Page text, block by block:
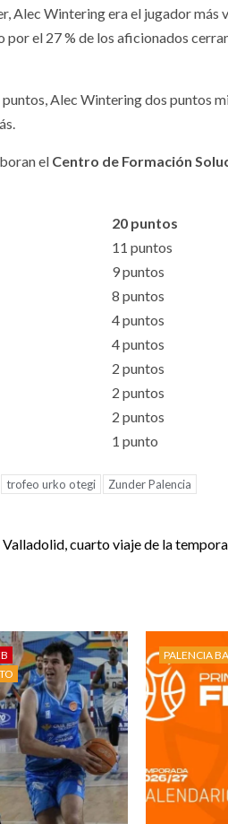
Alec Wintering era el jugador más
el 27 % de los aficionados
Alec Wintering dos puntos
el Centro de Formación
20 puntos
11 puntos
9 puntos
8 puntos
4 puntos
4 puntos
2 puntos
2 puntos
2 puntos
1 punto
trofeo urko otegi Zunder Palencia
Valladolid, cuarto viaje de la
PALENCIA